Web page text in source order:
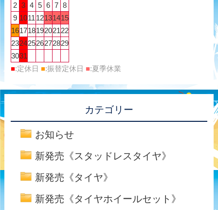
2 3 4 5 6 7 8
9 1011 12131415
16171819202122
23242526272829
3031
■:定休日 ■:振替定休日 ■:夏季休業
カテゴリー
お知らせ
新発売《スタッドレスタイヤ》
新発売《タイヤ》
新発売《タイヤホイールセット》